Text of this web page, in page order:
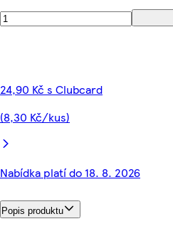
24,90 Kč s Clubcard
(8,30 Kč/kus)
Nabídka platí do 18. 8. 2026
Popis produktu